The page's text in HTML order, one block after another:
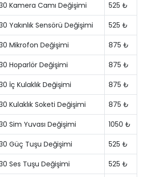
Kamera Camı Değişimi 525 ₺
Yakınlık Sensörü Değişimi 525 ₺
Mikrofon Değişimi 875 ₺
Hoparlör Değişimi 875 ₺
İç Kulaklık Değişimi 875 ₺
Kulaklık Soketi Değişimi 875 ₺
Sim Yuvası Değişimi 1050 ₺
Güç Tuşu Değişimi 525 ₺
Ses Tuşu Değişimi 525 ₺